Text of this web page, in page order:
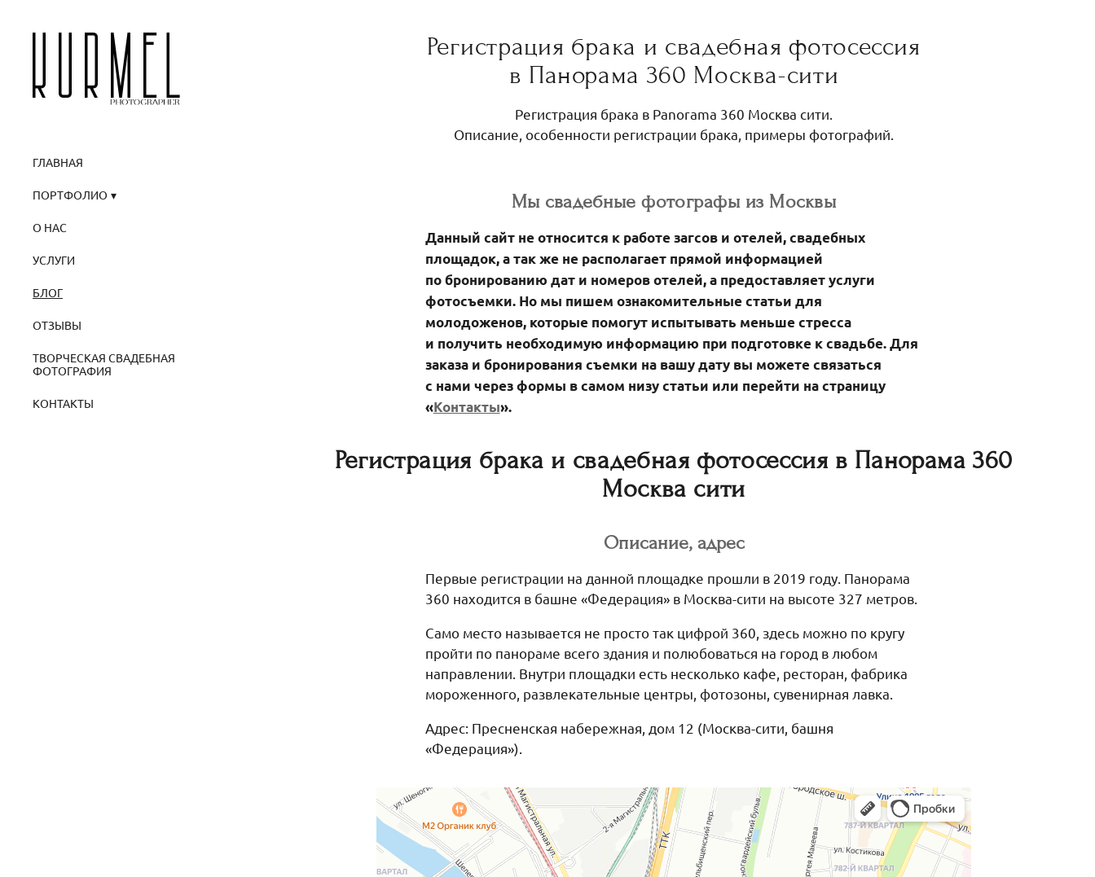
ГЛАВНАЯ
ПОРТФОЛИО
О НАС
УСЛУГИ
БЛОГ
ОТЗЫВЫ
ТВОРЧЕСКАЯ СВАДЕБНАЯ
ФОТОГРАФИЯ
КОНТАКТЫ
Регистрация брака и свадебная фотосессия
в Панорама 360 Москва-сити
Регистрация брака в Panorama 360 Москва сити.
Описание, особенности регистрации брака, примеры фотографий.
Мы свадебные фотографы из Москвы
Данный сайт не относится к работе загсов и отелей, свадебных
площадок, а так же не располагает прямой информацией
по бронированию дат и номеров отелей, а предоставляет услуги
фотосъемки. Но мы пишем ознакомительные статьи для
молодоженов, которые помогут испытывать меньше стресса
и получить необходимую информацию при подготовке к свадьбе. Для
заказа и бронирования съемки на вашу дату вы можете связаться
с нами через формы в самом низу статьи или перейти на страницу
«Контакты».
Регистрация брака и свадебная фотосессия в Панорама 360
Москва сити
Описание, адрес
Первые регистрации на данной площадке прошли в 2019 году. Панорама
360 находится в башне «Федерация» в Москва-сити на высоте 327 метров.
Само место называется не просто так цифрой 360, здесь можно по кругу
пройти по панораме всего здания и полюбоваться на город в любом
направлении. Внутри площадки есть несколько кафе, ресторан, фабрика
мороженного, развлекательные центры, фотозоны, сувенирная лавка.
Адрес: Пресненская набережная, дом 12 (Москва-сити, башня
«Федерация»).